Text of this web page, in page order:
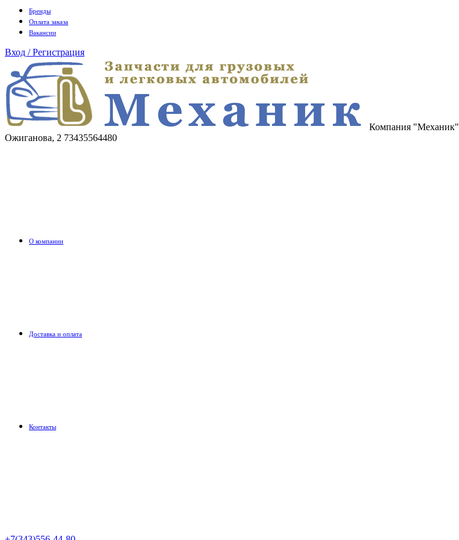
Бренды
Оплата заказа
Вакансии
Вход / Регистрация
Компания "Механик"
Ожиганова, 2 73435564480
О компании
Доставка и оплата
Контакты